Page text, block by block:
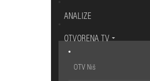
ANALIZE
OTVORENA TV
OTV Niš